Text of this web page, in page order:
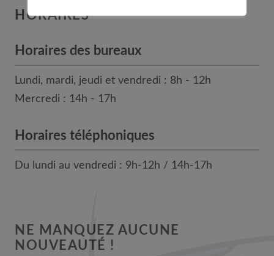
HORAIRES
Horaires des bureaux
Lundi, mardi, jeudi et vendredi : 8h - 12h
Mercredi : 14h - 17h
Horaires téléphoniques
Du lundi au vendredi : 9h-12h / 14h-17h
NE MANQUEZ AUCUNE
NOUVEAUTÉ !